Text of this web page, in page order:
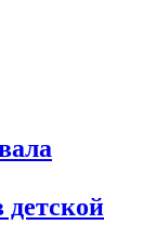
детской